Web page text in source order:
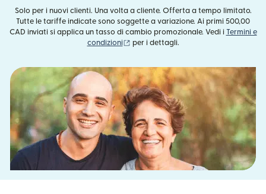
Solo per i nuovi clienti. Una volta a cliente. Offerta a tempo limitato.
Tutte le tariffe indicate sono soggette a variazione. Ai primi 500,00
CAD inviati si applica un tasso di cambio promozionale. Vedi i Termini e
condizioni
(si apre in una nuova finestra)
per i dettagli.